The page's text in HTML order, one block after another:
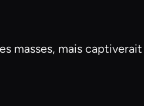
masses, mais captiverait